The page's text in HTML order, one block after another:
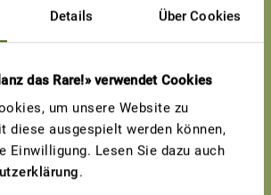
Details Über Cookies
das Rare!» verwendet Cookies
um unsere Website zu
diese ausgespielt werden können,
Einwilligung. Lesen Sie dazu auch
.